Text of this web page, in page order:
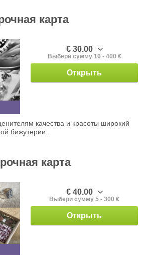
карта
€ 30.00
Выбери сумму 10 - 400 €
Открыть
качества и красоты широкий
бижутерии.
карта
€ 40.00
Выбери сумму 5 - 300 €
Открыть